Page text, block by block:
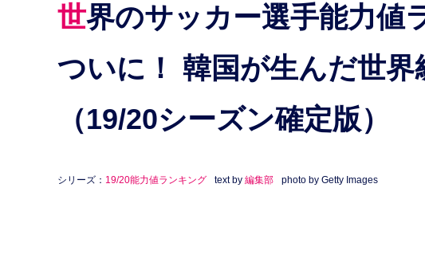
世界のサッカー選手能力値ランキング41位～45位。
ついに！ 韓国が生んだ世界
（19/20シーズン確定版）
シリーズ： 19/20能力値ランキング text by 編集部 photo by Getty Images